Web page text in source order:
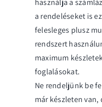
használja a
a rendeléseket is
felesleges plusz
rendszert
maximum
foglalásokat.
Ne rendeljünk be
már készleten